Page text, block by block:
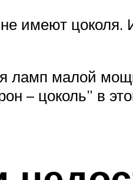
имеют цоколя.
ламп малой
– цоколь” в